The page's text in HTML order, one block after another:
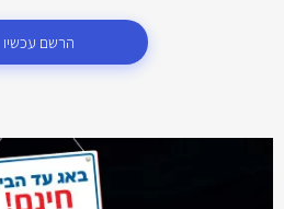
הרשם עכשיו